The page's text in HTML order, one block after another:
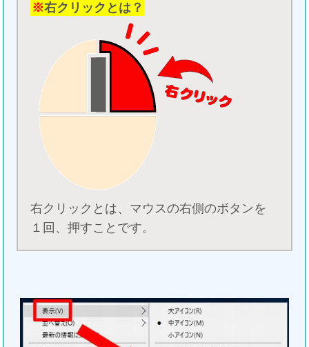
※右クリックとは？
右クリックとは、マウスの右側のボタンを
１回、押すことです。